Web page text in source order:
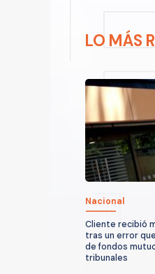
LO MÁS
Nacional
Cliente recibió
tras un error
de fondos
tribunales